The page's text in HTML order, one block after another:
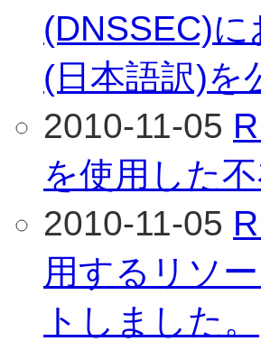
(DNSSEC)
(日本語訳)を
2010-11-05
を使用した
2010-11-05
用するリソ
トしました。